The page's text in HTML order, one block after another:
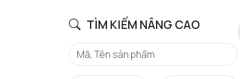
TÌM KIẾM NÂNG CAO